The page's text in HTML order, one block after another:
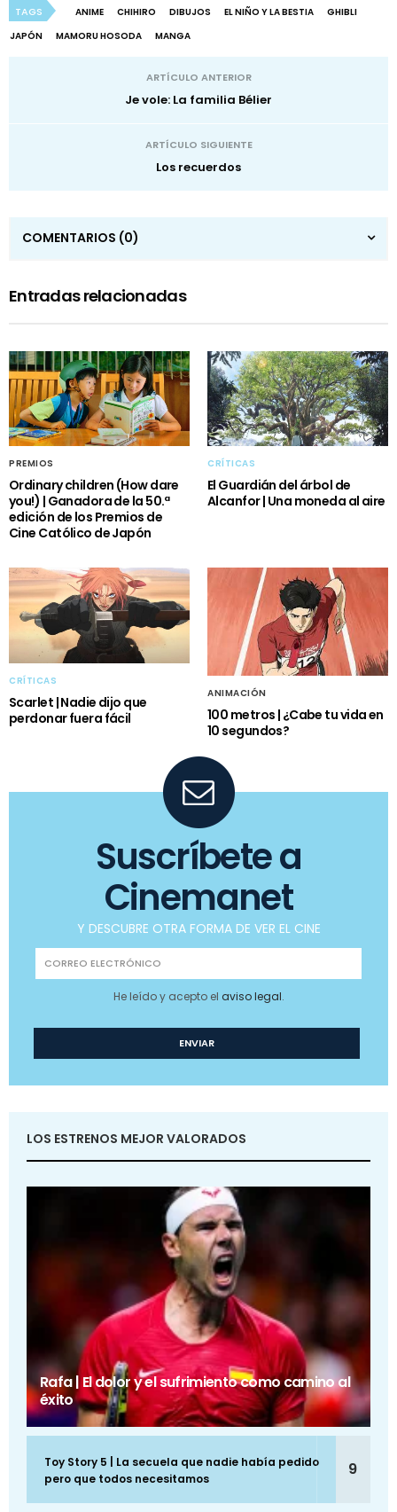
TAGS ANIME CHIHIRO DIBUJOS EL NIÑO Y LA BESTIA
GHIBLI
JAPÓN
MAMORU HOSODA MANGA
ARTÍCULO ANTERIOR
Je vole: La familia Bélier
ARTÍCULO SIGUIENTE
Los recuerdos
COMENTARIOS (0)
Entradas relacionadas
PREMIOS
Ordinary children (How dare
you!) | Ganadora de la 50.ª
edición de los Premios de
Cine Católico de Japón
CRÍTICAS
El Guardián del árbol de
Alcanfor | Una moneda al aire
CRÍTICAS
Scarlet | Nadie dijo que
perdonar fuera fácil
ANIMACIÓN
100 metros | ¿Cabe tu vida en
10 segundos?
Suscríbete a
Cinemanet
Y DESCUBRE OTRA FORMA DE VER EL CINE
He leído y acepto el aviso legal.
LOS ESTRENOS MEJOR VALORADOS
Rafa | El dolor y el sufrimiento como camino al
éxito
Toy Story 5 | La secuela que nadie había pedido
pero que todos necesitamos
9